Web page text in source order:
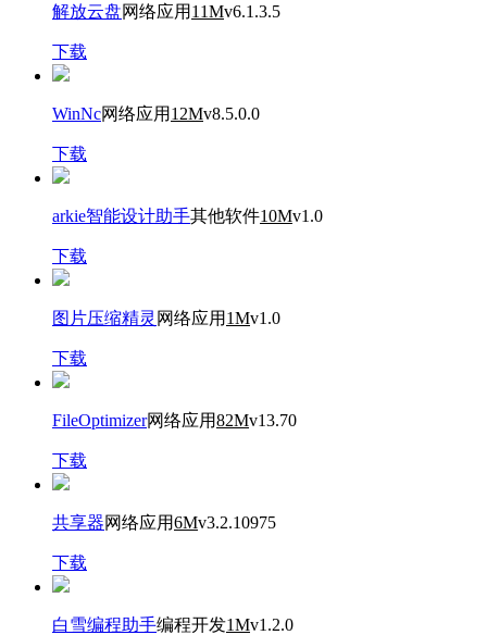
解放云盘网络应用 11Mv6.1.3.5
下载
WinNc网络应用 12Mv8.5.0.0
下载
arkie智能设计助手其他软件10Mv1.0
下载
图片压缩精灵 网络应用 1Mv1.0
下载
FileOptimizer网络应用82Mv13.70
下载
共享器网络应用6Mv3.2.10975
下载
白雪编程助手编程开发1Mv1.2.0